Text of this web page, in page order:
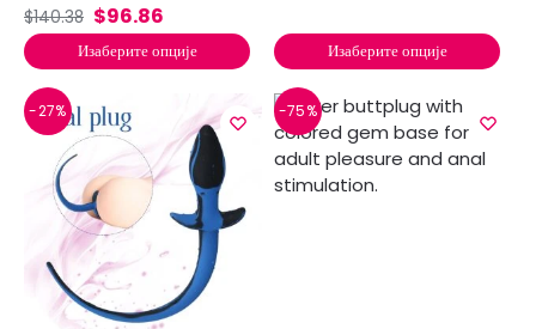
$140.38 $96.86
Изаберите опције Изаберите опције
-27% -75%